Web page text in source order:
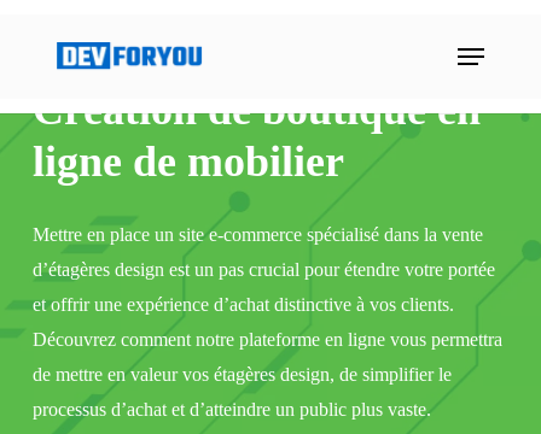
content
Menu
Création de boutique en
ligne de mobilier
Mettre en place un site e-commerce spécialisé dans la vente
d’étagères design est un pas crucial pour étendre votre portée
et offrir une expérience d’achat distinctive à vos clients.
Découvrez comment notre plateforme en ligne vous permettra
de mettre en valeur vos étagères design, de simplifier le
processus d’achat et d’atteindre un public plus vaste.